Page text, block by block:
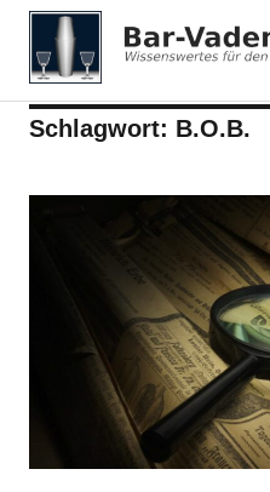
Bar-Vademecum
Schlagwort: B.O.B.